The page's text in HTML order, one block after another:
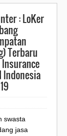
: LoKer
Terbaru
Indonesia
swasta
jasa